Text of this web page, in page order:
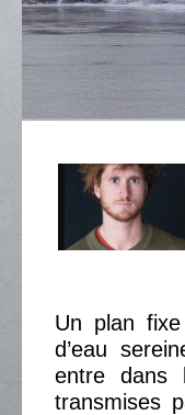
Un plan
d’eau
entre dans
transmises